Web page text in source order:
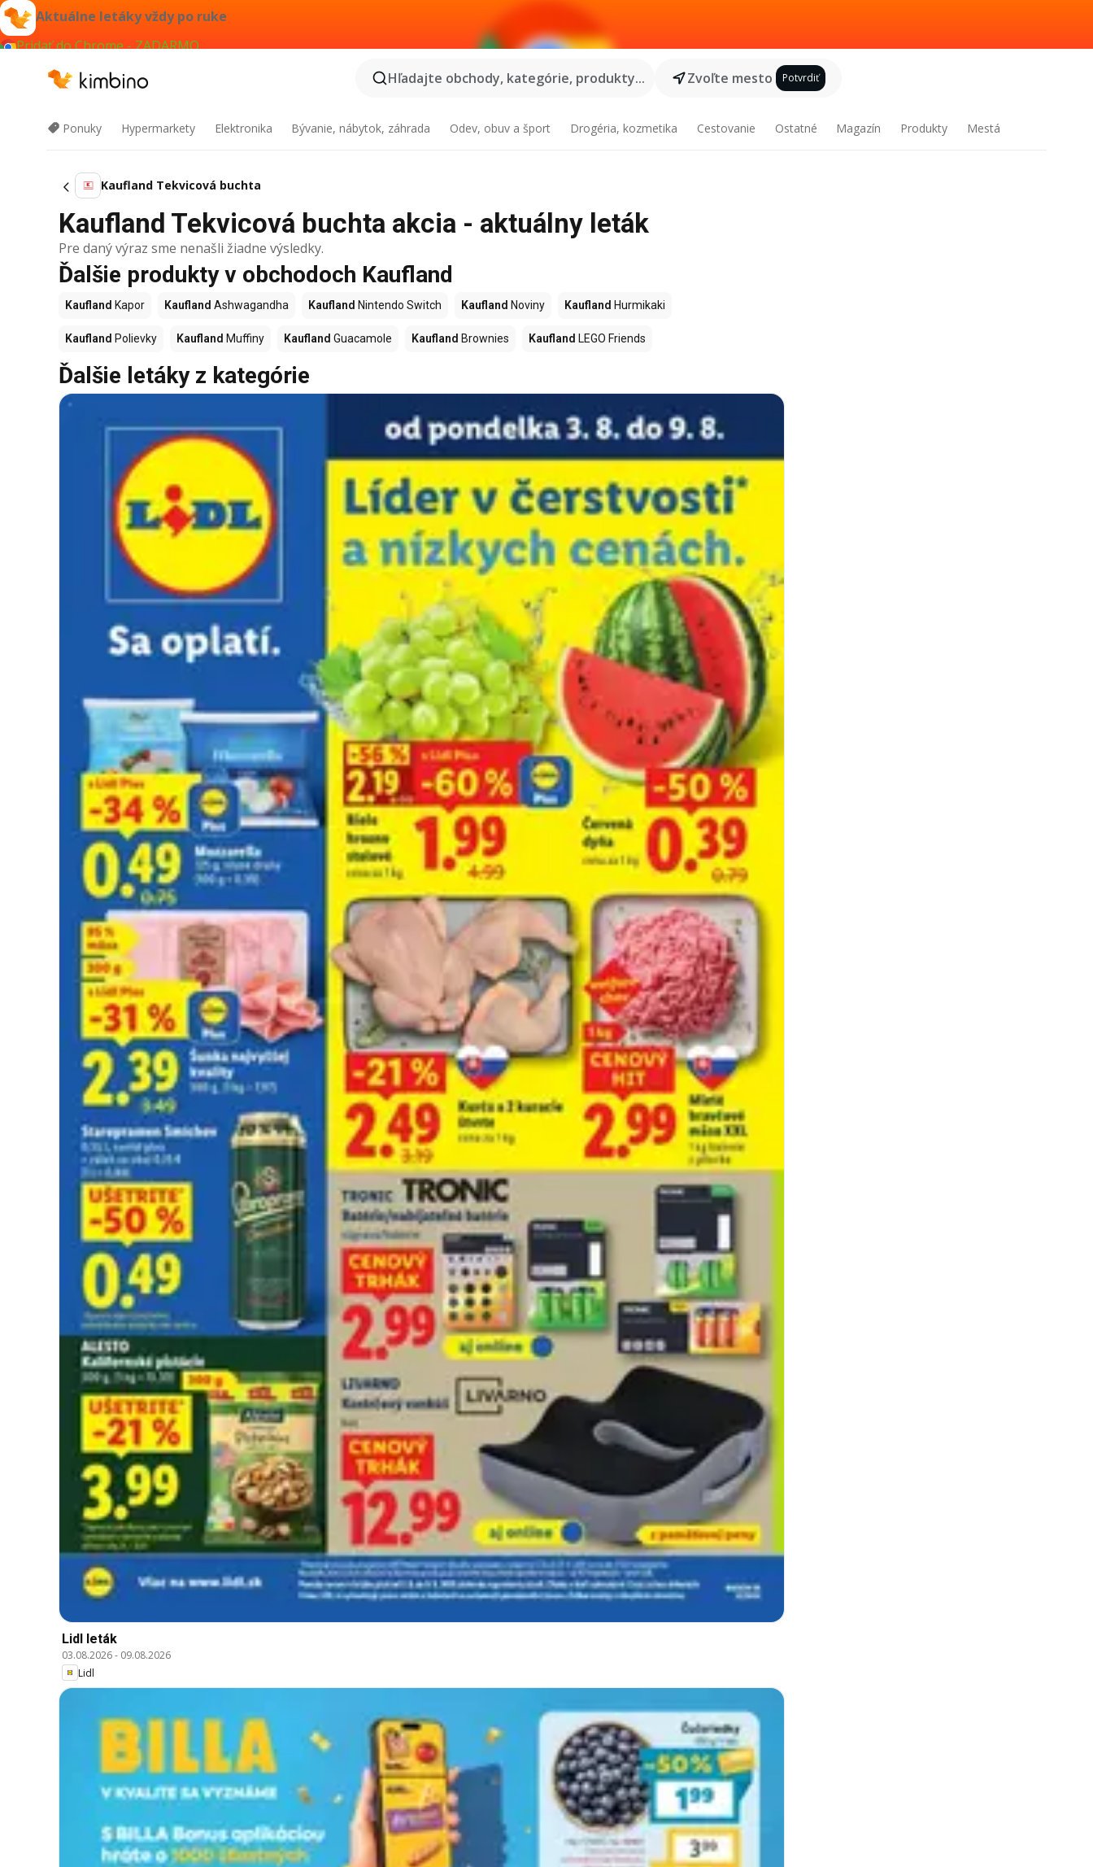
Aktuálne letáky vždy po ruke
Pridať do Chrome - ZADARMO
Hľadajte obchody, kategórie, produkty...
Zvoľte mesto Potvrdiť
Ponuky Hypermarkety Elektronika Bývanie, nábytok, záhrada Odev, obuv a šport Drogéria, kozmetika Cestovanie Ostatné Magazín Produkty Mestá
Kaufland Tekvicová buchta
Kaufland Tekvicová buchta akcia - aktuálny leták
Pre daný výraz sme nenašli žiadne výsledky.
Ďalšie produkty v obchodoch Kaufland
Kaufland Kapor Kaufland Ashwagandha Kaufland Nintendo Switch Kaufland Noviny Kaufland Hurmikaki
Kaufland Polievky Kaufland Muffiny Kaufland Guacamole Kaufland Brownies Kaufland LEGO Friends
Ďalšie letáky z kategórie
Lidl leták
03.08.2026- 09.08.2026
Lidl